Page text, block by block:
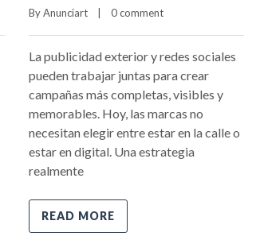
By Anunciart 0 comment
La publicidad exterior y redes sociales
pueden trabajar juntas para crear
campañas más completas, visibles y
memorables. Hoy, las marcas no
necesitan elegir entre estar en la calle o
estar en digital. Una estrategia
realmente
READ MORE